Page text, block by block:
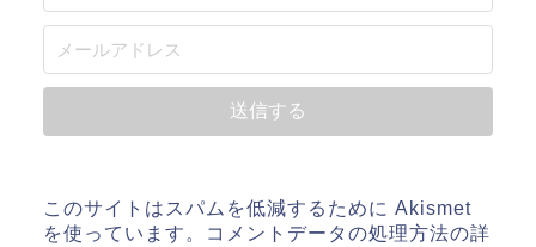
このサイトはスパムを低減するために Akismet
を使っています。
コメントデータの処理方法の詳